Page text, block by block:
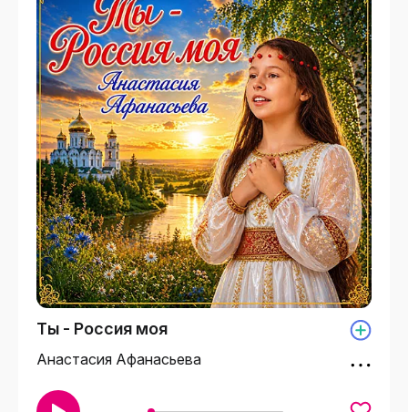
Ты - Россия моя
Анастасия Афанасьева